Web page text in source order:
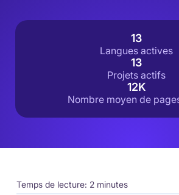
13
Langues actives
13
Projets actifs
12K
Nombre moyen de
Temps de lecture: 2 minutes